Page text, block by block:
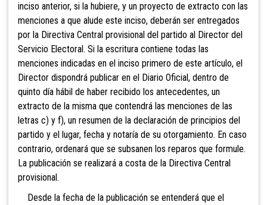
inciso anterior, si la hubiere, y un proyecto de extracto con las
menciones a que alude este inciso, deberán ser entregados
por la Directiva Central provisional del partido al Director del
Servicio Electoral. Si la escritura contiene todas las
menciones indicadas en el inciso primero de este artículo, el
Director dispondrá publicar en el Diario Oficial, dentro de
quinto día hábil de haber recibido los antecedentes, un
extracto de la misma que contendrá las menciones de las
letras c) y f), un resumen de la declaración de principios del
partido y el lugar, fecha y notaría de su otorgamiento. En caso
contrario, ordenará que se subsanen los reparos que formule.
La publicación se realizará a costa de la Directiva Central
provisional.
Desde la fecha de la publicación se entenderá que el